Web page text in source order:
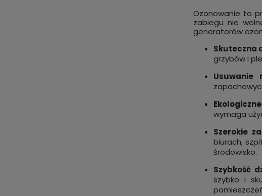
Ozonowanie to
zabiegu nie
generatorów
Skuteczna
grzybów i
Usuwanie
wymaga
Szerokie
biurach,
środowisko.
Szybkość
szybko i